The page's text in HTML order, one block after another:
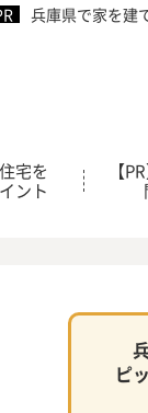
兵庫県で家を建
宅を
ント
【
ピ